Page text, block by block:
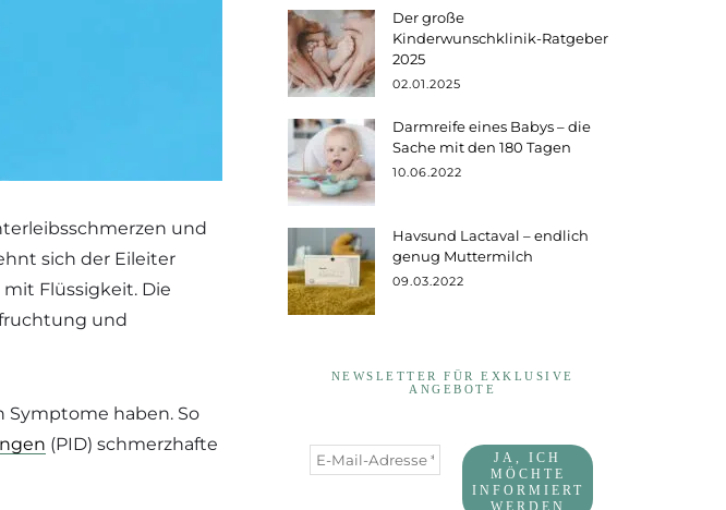
und
sich der Eileiter
Flüssigkeit. Die
und
Symptome haben. So
(PID) schmerzhafte
Der große
Kinderwunschklinik-Ratgeber
2025
02.01.2025
Darmreife eines Babys – die
Sache mit den 180 Tagen
10.06.2022
Havsund Lactaval – endlich
genug Muttermilch
09.03.2022
NEWSLETTER FÜR EXKLUSIVE
ANGEBOTE